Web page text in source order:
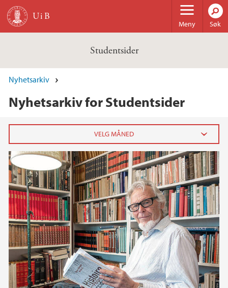
Hopp til hovedinnhold
Meny Søk
Studentsider
Nyhetsarkiv
Nyhetsarkiv for Studentsider
2024
september (1)
2023
2022
2021
2020